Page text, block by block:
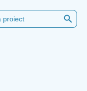
Search Button